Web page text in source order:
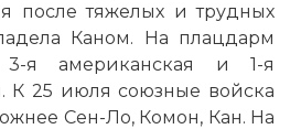
после тяжелых и трудных
Каном. На плацдарм
я американская и 1-я
К 25 июля союзные войска
Сен-Ло, Комон, Кан. На